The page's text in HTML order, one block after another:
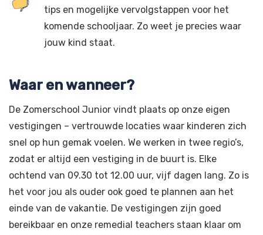
tips en mogelijke vervolgstappen voor het
komende schooljaar. Zo weet je precies waar
jouw kind staat.
Waar en wanneer?
De Zomerschool Junior vindt plaats op onze eigen
vestigingen – vertrouwde locaties waar kinderen zich
snel op hun gemak voelen. We werken in twee regio’s,
zodat er altijd een vestiging in de buurt is. Elke
ochtend van 09.30 tot 12.00 uur, vijf dagen lang. Zo is
het voor jou als ouder ook goed te plannen aan het
einde van de vakantie. De vestigingen zijn goed
bereikbaar en onze remedial teachers staan klaar om